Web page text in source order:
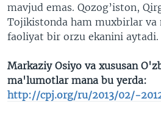
mavjud emas. Qozog’iston,
Tojikistonda ham muxbirlar
faoliyat bir orzu ekanini aytadi.
Markaziy Osiyo va xususan
ma'lumotlar mana bu yerda:
http://cpj.org/ru/2013/02/-